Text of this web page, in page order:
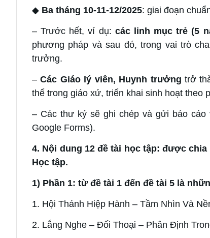
◆ Ba tháng 10-11-12/2025: giai đoạn
– Trước hết, ví dụ: các linh mục trẻ (5
phương pháp và sau đó, trong vai trò
trưởng.
–Các Giáo lý viên, Huynh trưởng trở
thể trong giáo xứ, triển khai sinh hoạt theo
– Các thư ký sẽ ghi chép và gửi báo cáo
Google Forms).
4. Nội dung 12 đề tài học tập: được
Học tập.
1) Phần 1: từ đề tài 1 đến đề tài 5 là
1. Hội Thánh Hiệp Hành – Tầm Nhìn Và
2. Lắng Nghe – Đối Thoại – Phân Định